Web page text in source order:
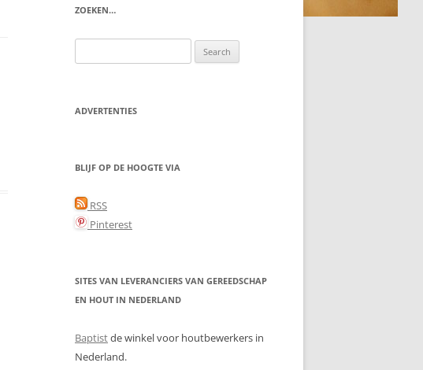
ZOEKEN…
for:
ADVERTENTIES
BLIJF OP DE HOOGTE VIA
RSS
Pinterest
SITES VAN LEVERANCIERS VAN GEREEDSCHAP
EN HOUT IN NEDERLAND
Baptistde winkel voor houtbewerkers in
Nederland.